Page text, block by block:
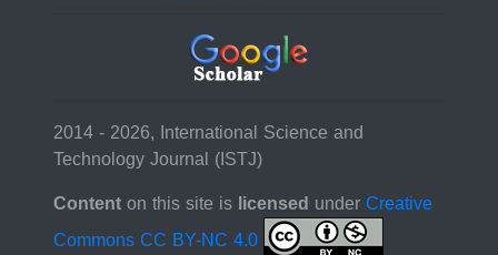
2014 - 2026, International Science and
Technology Journal (ISTJ)
Contenton this site islicensed underCreative
Commons CC BY-NC 4.0